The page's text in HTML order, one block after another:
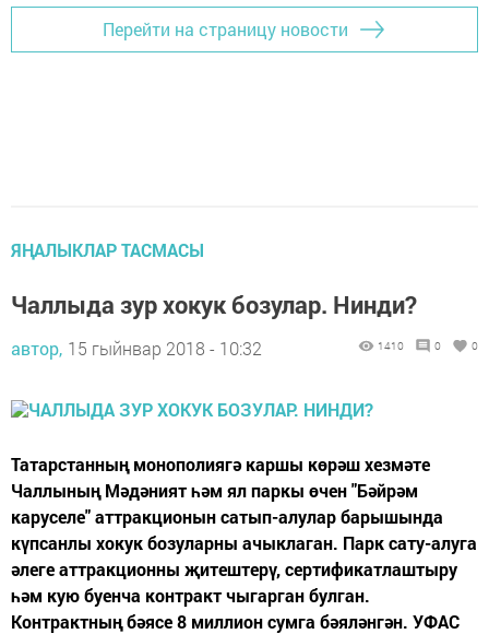
Перейти на страницу новости
ЯҢАЛЫКЛАР ТАСМАСЫ
Чаллыда зур хокук бозулар. Нинди?
автор, 15 гыйнвар 2018 - 10:32 1410 0 0
Татарстанның монополиягә каршы көрәш хезмәте
Чаллының Мәдәният һәм ял паркы өчен "Бәйрәм
каруселе" аттракционын сатып-алулар барышында
күпсанлы хокук бозуларны ачыклаган. Парк сату-алуга
әлеге аттракционны җитештерү, сертификатлаштыру
һәм кую буенча контракт чыгарган булган.
Контрактның бәясе 8 миллион сумга бәяләнгән. УФАС